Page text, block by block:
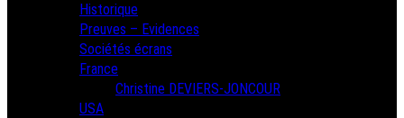
Historique
Preuves – Evidences
Sociétés écrans
France
Christine DEVIERS-JONCOUR
USA